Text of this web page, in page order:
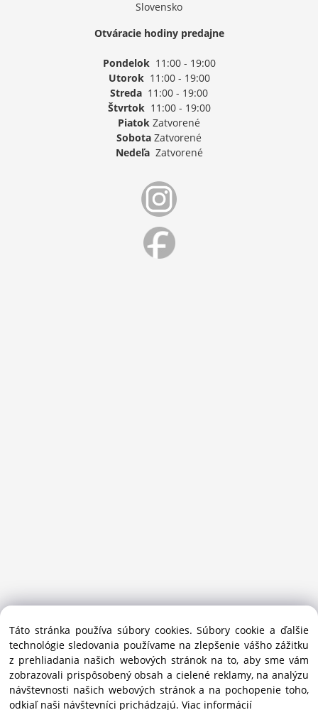
Slovensko
Otváracie hodiny predajne
Pondelok11:00 - 19:00
Utorok11:00 - 19:00
Streda 11:00 - 19:00
Štvrtok11:00 - 19:00
Piatok Zatvorené
Sobota Zatvorené
NedeľaZatvorené
bežecké lyžovanie.
Ako prémiový partner Salomon pomáhame športovcom
vybrať správnu výbavu do mesta i hôr.
Copyright © 2019 - 2025 Sansport / info@sansport.sk / All
rights reserved
Táto stránka používa súbory cookies. Súbory cookie a ďalšie
technológie sledovania používame na zlepšenie vášho zážitku
z prehliadania našich webových stránok na to, aby sme vám
zobrazovali prispôsobený obsah a cielené reklamy, na analýzu
návštevnosti našich webových stránok a na pochopenie toho,
odkiaľ naši návštevníci prichádzajú. Viac informácií